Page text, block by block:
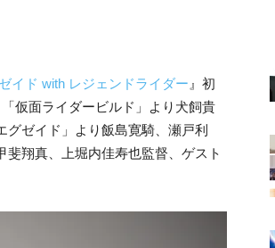
イド with レジェンドライダー 』初
仮面ライダービルド」より犬飼貴
ゼイド」より飯島寛騎、瀬戸利
翔真、上堀内佳寿也監督、ゲスト